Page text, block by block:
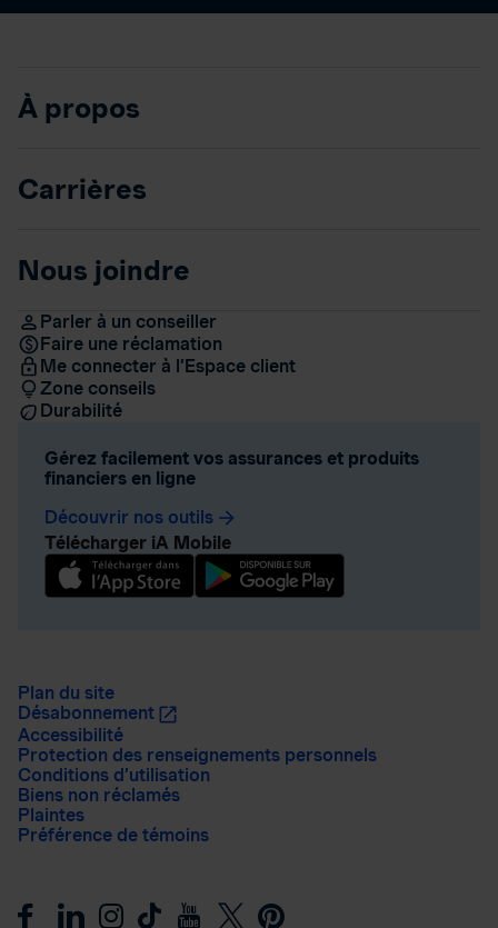
À propos
Carrières
Nous joindre
Parler à un conseiller
Faire une réclamation
Me connecter à l’Espace client
Zone conseils
Durabilité
Gérez facilement vos assurances et produits
financiers en ligne
Découvrir nos outils arrow_forward
Télécharger iA Mobile
Plan du site
Désabonnement
Accessibilité
Protection des renseignements personnels
Conditions d’utilisation
Biens non réclamés
Plaintes
Préférence de témoins